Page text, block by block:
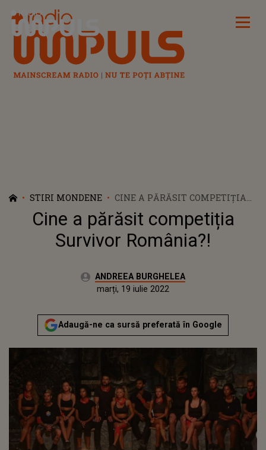
Radio Impuls
STIRI MONDENE
CINE A PĂRĂSIT COMPETIȚIA
SURVIVOR ROMÂNIA?!
Cine a părăsit competiția
Survivor România?!
Autor:ANDREEA BURGHELEA
duminică, 7 februarie 2021Actualizat:
marți, 19 iulie 2022
Adaugă-ne ca sursă preferată în Google